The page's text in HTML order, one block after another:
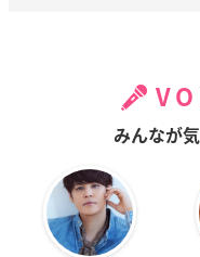
みんなが